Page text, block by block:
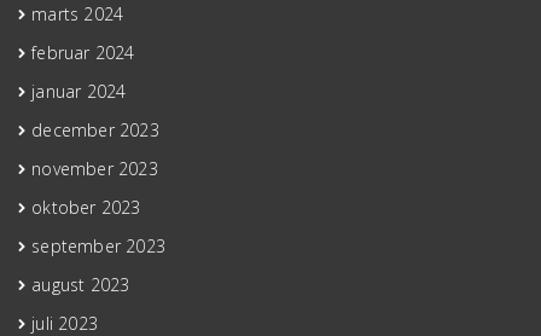
marts 2024
februar 2024
januar 2024
december 2023
november 2023
oktober 2023
september 2023
august 2023
juli 2023